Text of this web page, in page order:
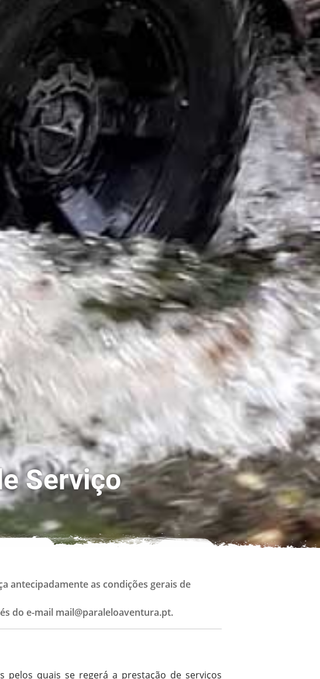
Serviço
antecipadamente as condições gerais de
do e-mail mail@paraleloaventura.pt.
pelos quais se regerá a prestação de serviços